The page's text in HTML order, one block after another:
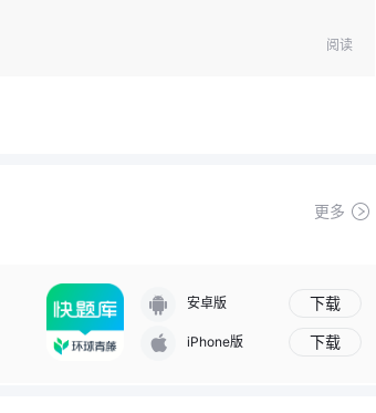
阅读
更多
安卓版 下载
iPhone版 下载